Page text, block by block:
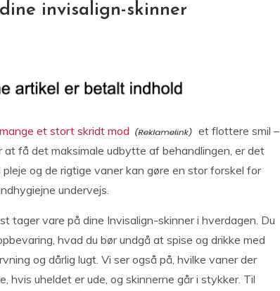
invisalign-skinner
et stort skridt mod
et flottere smil –
få det maksimale udbytte af behandlingen, er det
og de rigtige vaner kan gøre en stor forskel for
undervejs.
tager vare på dine Invisalign-skinner i hverdagen. Du
hvad du bør undgå at spise og drikke med
og dårlig lugt. Vi ser også på, hvilke vaner der
hvis uheldet er ude, og skinnerne går i stykker. Til